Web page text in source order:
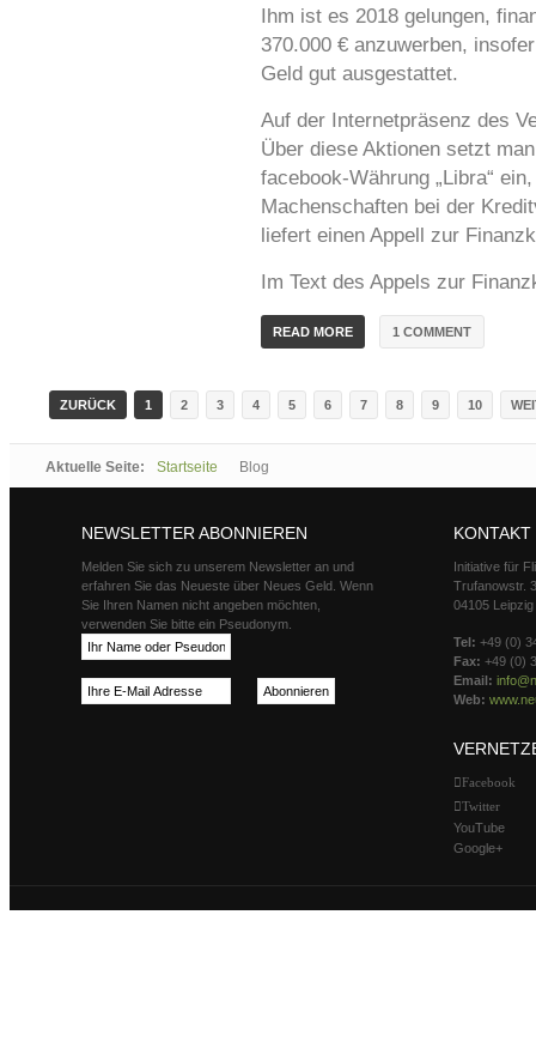
Ihm ist es 2018 gelungen,
370.000 € anzuwerben,
Geld gut ausgestattet.
Auf der Internetpräsenz des
Über diese Aktionen setzt
facebook-Währung „Libra“
Machenschaften bei der
liefert einen Appell zur
Im Text des Appels zur
READ MORE 1 COMMENT
ZURÜCK 1 2 3 4 5 6 7 8 9 10
Aktuelle Seite: Startseite Blog
NEWSLETTER ABONNIEREN
Melden Sie sich zu unserem Newsletter an und
erfahren Sie das Neueste über Neues Geld. Wenn
Sie Ihren Namen nicht angeben möchten,
verwenden Sie bitte ein Pseudonym.
KONTAKT
Initiative für
Trufanowstr.
04105 Leipzig
Tel: +49 (0)
Fax: +49 (0)
Email:
Web:
Facebook
Twitter
YouTube
Google+